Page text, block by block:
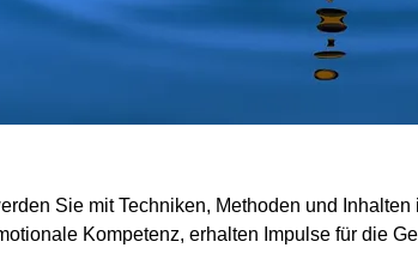
Sie mit Techniken, Methoden und
Kompetenz, erhalten Impulse für die